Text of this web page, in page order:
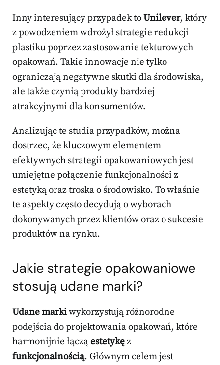
Inny interesujący przypadek toUnilever, który
z powodzeniem wdrożył strategie redukcji
plastiku poprzez zastosowanie tekturowych
opakowań. Takie innowacje nie tylko
ograniczają negatywne skutki dla środowiska,
ale także czynią produkty bardziej
atrakcyjnymi dla konsumentów.
Analizując te studia przypadków, można
dostrzec, że kluczowym elementem
efektywnych strategii opakowaniowych jest
umiejętne połączenie funkcjonalności z
estetyką oraz troska o środowisko. To właśnie
te aspekty często decydują o wyborach
dokonywanych przez klientów oraz o sukcesie
produktów na rynku.
Jakie strategie opakowaniowe
stosują udane marki?
Udane markiwykorzystują różnorodne
podejścia do projektowania opakowań, które
harmonijnie łącząestetykęz
funkcjonalnością. Głównym celem jest